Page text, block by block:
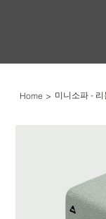
Home > 미니소파 -